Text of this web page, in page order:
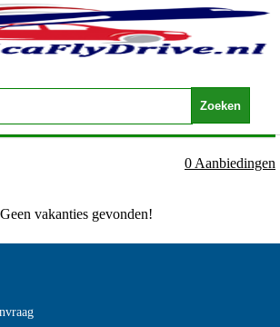
KUST - BIDART
0 Aanbiedingen
Geen vakanties gevonden!